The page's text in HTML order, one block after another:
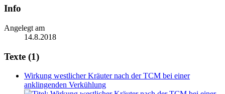
Info
Angelegt am
14.8.2018
Texte (1)
Wirkung westlicher Kräuter nach der TCM bei einer
anklingenden Verkühlung